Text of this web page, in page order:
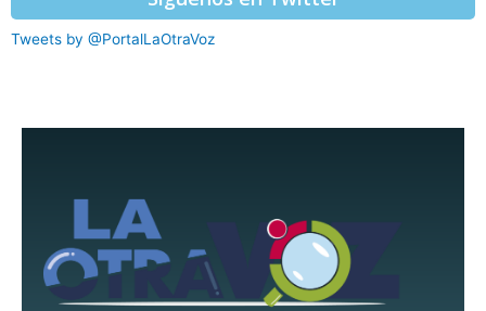
Tweets by @PortalLaOtraVoz